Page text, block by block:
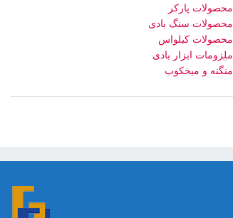
محصولات پارکر
محصولات سنگ بادی
محصولات کیلواس
ملزومات ابزار بادی
منگنه و میخکوب